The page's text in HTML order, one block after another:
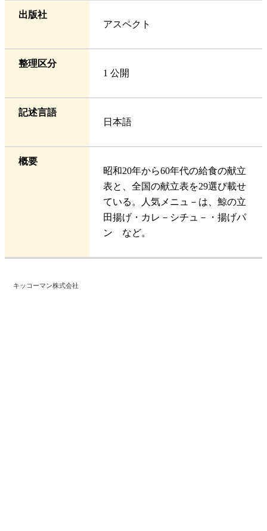
出版社
アスペクト
整理区分
1 公開
記述言語
日本語
概要
昭和20年から60年代の給食の献立
表と、全国の献立表を29選び載せ
ている。人気メニュ－は、鯨の立
田揚げ・カレ－シチュ－・揚げパ
ン など。
キッコーマン株式会社